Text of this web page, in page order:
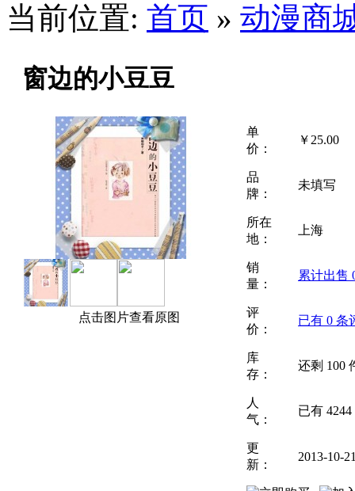
当前位置: 首页 » 动漫商
窗边的小豆豆
点击图片查看原图
单
价：
￥ 25.00
品
牌：
未填写
所在
地：
上海
销
量：
累计出售
评
价：
已有 0 条
库
存：
还剩 100
人
气：
已有 4244
更
新：
2013-10-